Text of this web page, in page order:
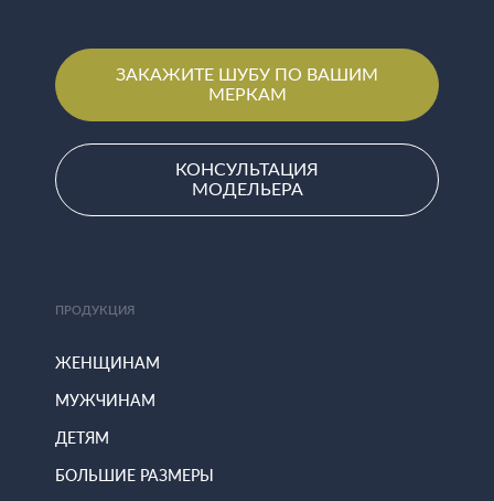
ЗАКАЖИТЕ ШУБУ ПО ВАШИМ
МЕРКАМ
КОНСУЛЬТАЦИЯ
МОДЕЛЬЕРА
ПРОДУКЦИЯ
ЖЕНЩИНАМ
МУЖЧИНАМ
ДЕТЯМ
БОЛЬШИЕ РАЗМЕРЫ